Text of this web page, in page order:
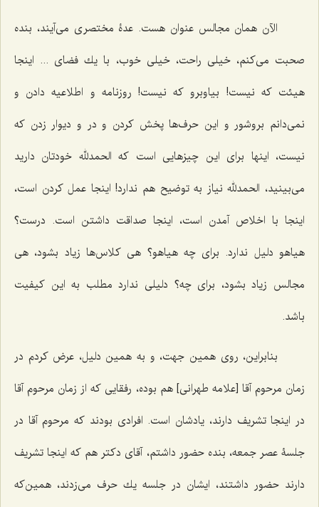
الآن همان مجالس عنوان هست. عدۀ مختصری می‌آیند، بنده
صحبت می‌كنم، خیلی راحت، خیلی خوب، با یك فضای ... اینجا
هیئت كه نیست! بیاوبرو كه نیست! روزنامه و اطلاعیه دادن و
نمی‌دانم بروشور و این حرف‌ها پخش كردن و در و دیوار زدن كه
نیست، اینها برای این چیزهایی است كه الحمدلله خودتان دارید
می‌بینید، الحمدلله نیاز به توضیح هم ندارد! اینجا عمل كردن است،
اینجا با اخلاص آمدن است، اینجا صداقت داشتن است. درست؟
هیاهو دلیل ندارد. برای چه هیاهو؟ هی كلاس‌ها زیاد بشود، هی
مجالس زیاد بشود، برای چه؟ دلیلی ندارد مطلب به این كیفیت
باشد.
بنابراین، روی همین جهت، و به همین دلیل، عرض كردم در
زمان مرحوم آقا [علامه طهرانی] هم بوده، رفقایی كه از زمان مرحوم آقا
در اینجا تشریف دارند، یادشان است. افرادی بودند كه مرحوم آقا در
جلسۀ عصر جمعه، بنده حضور داشتم، آقای دكتر هم كه اینجا تشریف
دارند حضور داشتند، ایشان در جلسه یك حرف می‌زدند، همین‌كه